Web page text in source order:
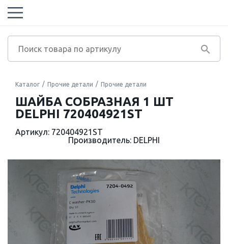
Каталог Прочие детали Прочие детали
ШАЙБА CОБРАЗНАЯ 1 ШТ
DELPHI 720404921ST
Артикул: 720404921ST
Производитель: DELPHI